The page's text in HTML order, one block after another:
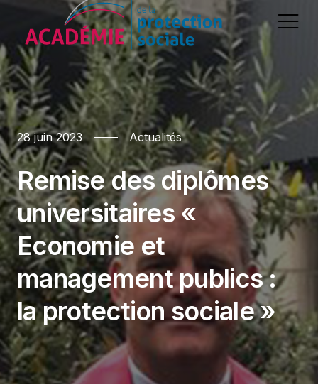
Accueil
Présentation
La protection sociale
L'association
Gouvernance
Partenaires
Actualités
Le CFD
Découvrir le D.U.
Plateforme LMS
28 juin 2023 Actualités
Remise des diplômes
universitaires «
Economie et
management publics :
la protection sociale »